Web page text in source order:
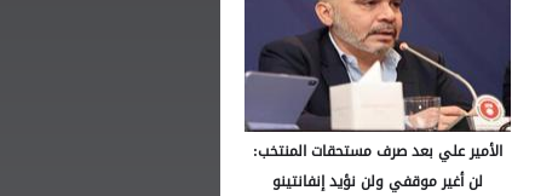
الأمير علي بعد صرف مستحقات المنتخب:
لن أغير موقفي ولن نؤيد إنفانتينو